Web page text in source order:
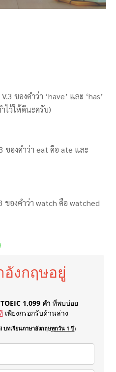
ของคำว่า ‘have’ และ ‘has’
ไว้ให้ดีนะครับ)
ของคำว่า eat คือ ate และ
ของคำว่า watch คือ watched
งกฤษอยู่
1,099 คำ ที่พบบ่อย
เพียงกรอกรับด้านล่าง
บทเรียนภาษาอังกฤษทุกวัน 1 ปี)